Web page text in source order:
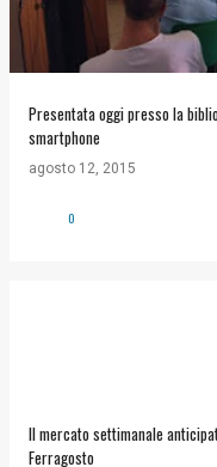
Presentata oggi presso la
smartphone
agosto 12, 2015
0
Il mercato settimanale
Ferragosto